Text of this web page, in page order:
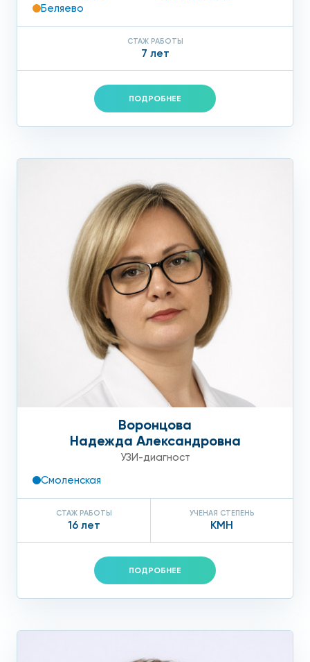
Беляево
СТАЖ РАБОТЫ
7 лет
ПОДРОБНЕЕ
Воронцова
Надежда Александровна
УЗИ-диагност
Смоленская
СТАЖ РАБОТЫ
16 лет
УЧЕНАЯ СТЕПЕНЬ
КМН
ПОДРОБНЕЕ